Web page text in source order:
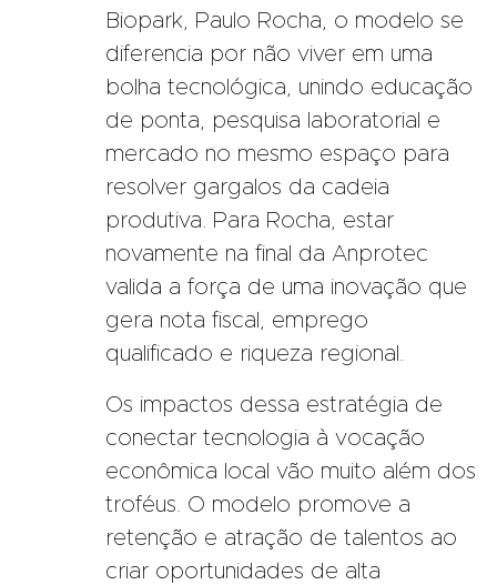
Biopark, Paulo Rocha, o modelo se
diferencia por não viver em uma
bolha tecnológica, unindo educação
de ponta, pesquisa laboratorial e
mercado no mesmo espaço para
resolver gargalos da cadeia
produtiva. Para Rocha, estar
novamente na final da Anprotec
valida a força de uma inovação que
gera nota fiscal, emprego
qualificado e riqueza regional.
Os impactos dessa estratégia de
conectar tecnologia à vocação
econômica local vão muito além dos
troféus. O modelo promove a
retenção e atração de talentos ao
criar oportunidades de alta